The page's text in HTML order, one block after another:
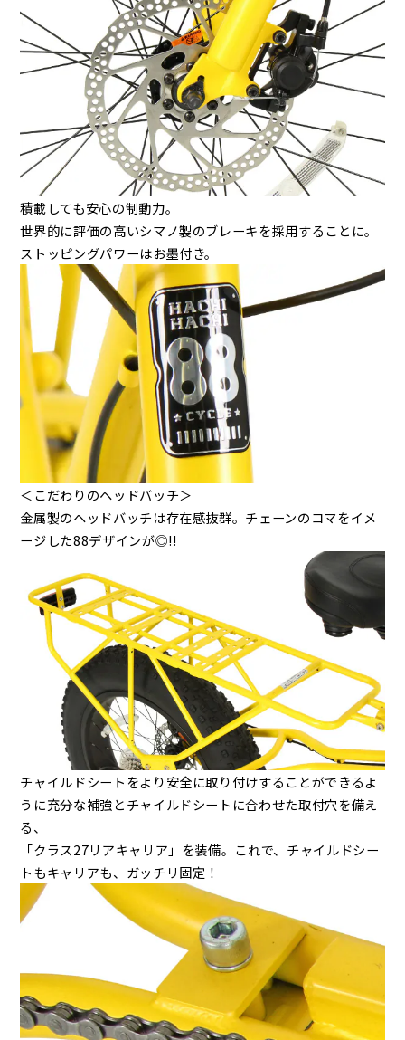
積載しても安心の制動力。
世界的に評価の高いシマノ製のブレーキを採用することに。
ストッピングパワーはお墨付き。
＜こだわりのヘッドバッチ＞
金属製のヘッドバッチは存在感抜群。チェーンのコマをイメ
ージした88デザインが◎!!
チャイルドシートをより安全に取り付けすることができるよ
うに充分な補強とチャイルドシートに合わせた取付穴を備え
る、
「クラス27リアキャリア」を装備。これで、チャイルドシー
トもキャリアも、ガッチリ固定！